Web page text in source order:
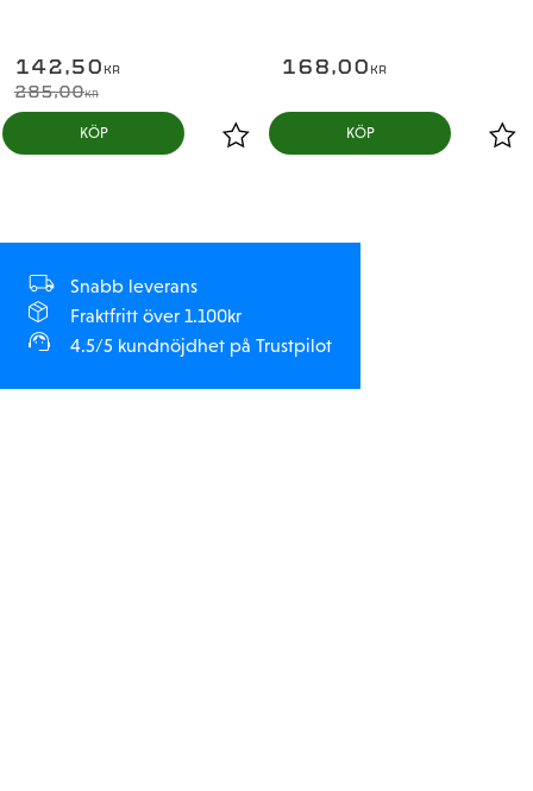
142,50 KR
285,00KR
KÖP
168,00 KR
KÖP
Snabb leverans
Fraktfritt över 1.100kr
4.5/5 kundnöjdhet på Trustpilot